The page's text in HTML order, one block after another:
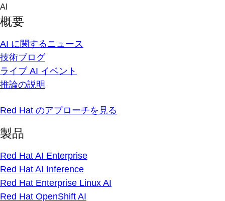
Skip
content
AI
概要
AI に関するニュース
技術ブログ
ライブ AI イベント
推論の説明
Red Hat のアプローチを見る
製品
Red Hat AI Enterprise
Red Hat AI Inference
Red Hat Enterprise Linux AI
Red Hat OpenShift AI